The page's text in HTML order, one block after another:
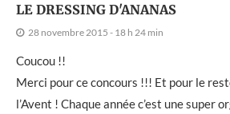
LE DRESSING D'ANANAS
28 novembre 2015 - 18 h 24 min
Coucou !!
Merci pour ce concours !!! Et pour le
l’Avent ! Chaque année c’est une super